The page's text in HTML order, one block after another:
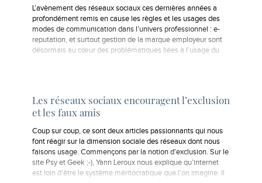
L’avènement des réseaux sociaux ces dernières années a
profondément remis en cause les règles et les usages des
modes de communication dans l’univers professionnel : e-
reputation, et surtout gestion de la marque employeur sont
désormais au cœur des problématiques liées à l’usage du
Les réseaux sociaux encouragent l’exclusion
et les faux amis
Coup sur coup, ce sont deux articles passionnants qui nous
font réagir sur la dimension sociale des réseaux dont nous
faisons usage. Commençons par la notion d’exclusion. Sur le
site Psy et Geek ;-), Yann Leroux nous explique qu’internet
est loin d’être le système méritocratique que l’on imagine. Il